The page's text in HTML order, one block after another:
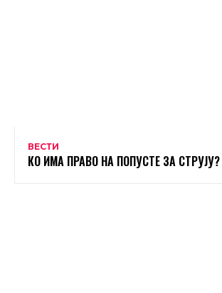
ВЕСТИ
КО ИМА ПРАВО НА ПОПУСТЕ ЗА СТРУЈУ?